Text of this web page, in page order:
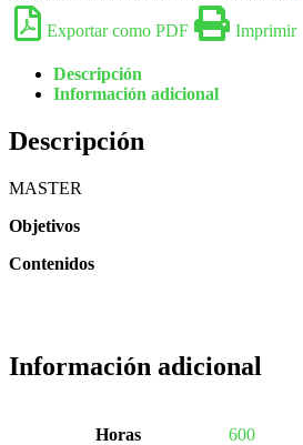
SERVIDORES WEB,
MENSAJERÍA
ELECTRÓNICA Y
Exportar como PDF Imprimir
Descripción
Información adicional
Descripción
MASTER
Objetivos
Contenidos
Información adicional
Horas 600